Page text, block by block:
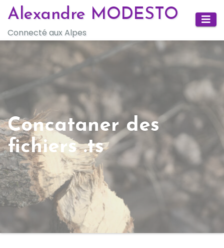
Skip
content
Alexandre MODESTO
Connecté aux Alpes
Concataner des
fichiers .ts